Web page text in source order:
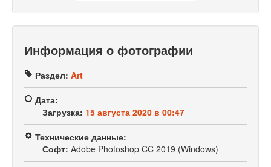
Информация о фотографии
Раздел: Art
Дата:
Загрузка: 15 августа 2020 в 00:47
Технические данные:
Софт: Adobe Photoshop CC 2019 (Windows)